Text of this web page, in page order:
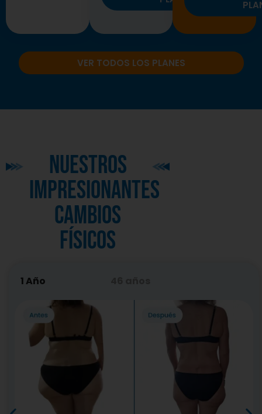
VER TODOS LOS PLANES
1 Año
nuestros
impresionantes
cambios
físicos